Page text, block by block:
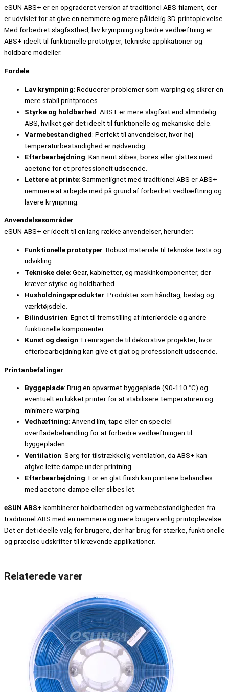
eSUN ABS+ er en opgraderet version af traditionel ABS-filament, der
er udviklet for at give en nemmere og mere pålidelig 3D-printoplevelse.
Med forbedret slagfasthed, lav krympning og bedre vedhæftning er
ABS+ ideelt til funktionelle prototyper, tekniske applikationer og
holdbare modeller.
Fordele
Lav krympning: Reducerer problemer som warping og sikrer en
mere stabil printproces.
Styrke og holdbarhed: ABS+ er mere slagfast end almindelig
ABS, hvilket gør det ideelt til funktionelle og mekaniske dele.
Varmebestandighed: Perfekt til anvendelser, hvor høj
temperaturbestandighed er nødvendig.
Efterbearbejdning: Kan nemt slibes, bores eller glattes med
acetone for et professionelt udseende.
Lettere at printe: Sammenlignet med traditionel ABS er ABS+
nemmere at arbejde med på grund af forbedret vedhæftning og
lavere krympning.
Anvendelsesområder
eSUN ABS+ er ideelt til en lang række anvendelser, herunder:
Funktionelle prototyper: Robust materiale til tekniske tests og
udvikling.
Tekniske dele: Gear, kabinetter, og maskinkomponenter, der
kræver styrke og holdbarhed.
Husholdningsprodukter: Produkter som håndtag, beslag og
værktøjsdele.
Bilindustrien: Egnet til fremstilling af interiørdele og andre
funktionelle komponenter.
Kunst og design: Fremragende til dekorative projekter, hvor
efterbearbejdning kan give et glat og professionelt udseende.
Printanbefalinger
Byggeplade: Brug en opvarmet byggeplade (90-110 °C) og
eventuelt en lukket printer for at stabilisere temperaturen og
minimere warping.
Vedhæftning: Anvend lim, tape eller en speciel
overfladebehandling for at forbedre vedhæftningen til
byggepladen.
Ventilation: Sørg for tilstrækkelig ventilation, da ABS+ kan
afgive lette dampe under printning.
Efterbearbejdning: For en glat finish kan printene behandles
med acetone-dampe eller slibes let.
eSUN ABS+ kombinerer holdbarheden og varmebestandigheden fra
traditionel ABS med en nemmere og mere brugervenlig printoplevelse.
Det er det ideelle valg for brugere, der har brug for stærke, funktionelle
og præcise udskrifter til krævende applikationer.
Relaterede varer